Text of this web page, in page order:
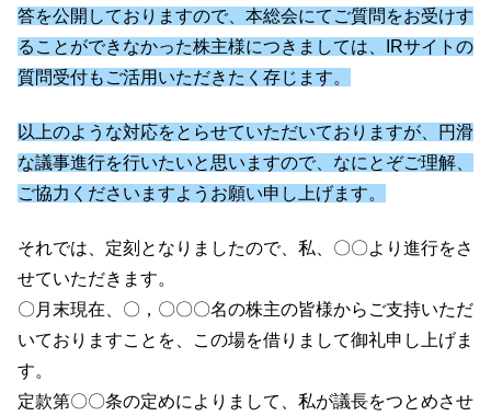
答を公開しておりますので、本総会にてご質問をお受けす
ることができなかった株主様につきましては、IRサイトの
質問受付もご活用いただきたく存じます。
以上のような対応をとらせていただいておりますが、円滑
な議事進行を行いたいと思いますので、なにとぞご理解、
ご協力くださいますようお願い申し上げます。
それでは、定刻となりましたので、私、〇〇より進行をさ
せていただきます。
〇月末現在、〇，〇〇〇名の株主の皆様からご支持いただ
いておりますことを、この場を借りまして御礼申し上げま
す。
定款第〇〇条の定めによりまして、私が議長をつとめさせ